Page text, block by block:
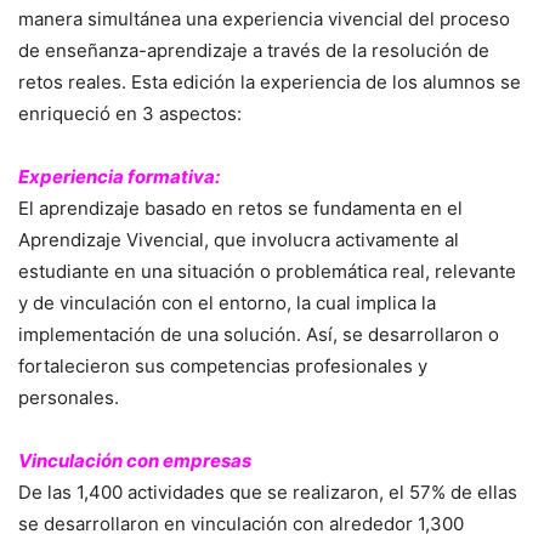
manera simultánea una experiencia vivencial del proceso
de enseñanza-aprendizaje a través de la resolución de
retos reales. Esta edición la experiencia de los alumnos se
enriqueció en 3 aspectos:
Experiencia formativa:
El aprendizaje basado en retos se fundamenta en el
Aprendizaje Vivencial, que involucra activamente al
estudiante en una situación o problemática real, relevante
y de vinculación con el entorno, la cual implica la
implementación de una solución. Así, se desarrollaron o
fortalecieron sus competencias profesionales y
personales.
Vinculación con empresas
De las 1,400 actividades que se realizaron, el 57% de ellas
se desarrollaron en vinculación con alrededor 1,300